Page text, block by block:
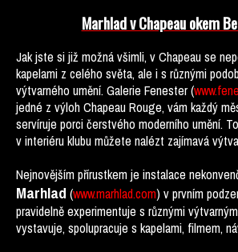
Marhlad v Chapeau okem
Jak jste si již možná všimli, v Chapeau se
kapelami z celého světa, ale i s různými
výtvarného umění. Galerie Fenester (
jedné z výloh Chapeau Rouge, vám každý
servíruje porci čerstvého moderního umění.
v interiéru klubu můžete nalézt zajímavá
Nejnovějším přírustkem je instalace
Marhlad (www.marhlad.com) v prvním
pravidelně experimentuje s různými
vystavuje, spolupracuje s kapelami, filmem,